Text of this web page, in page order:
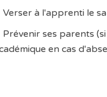
Verser à l'apprenti le
Prévenir ses parents
en cas